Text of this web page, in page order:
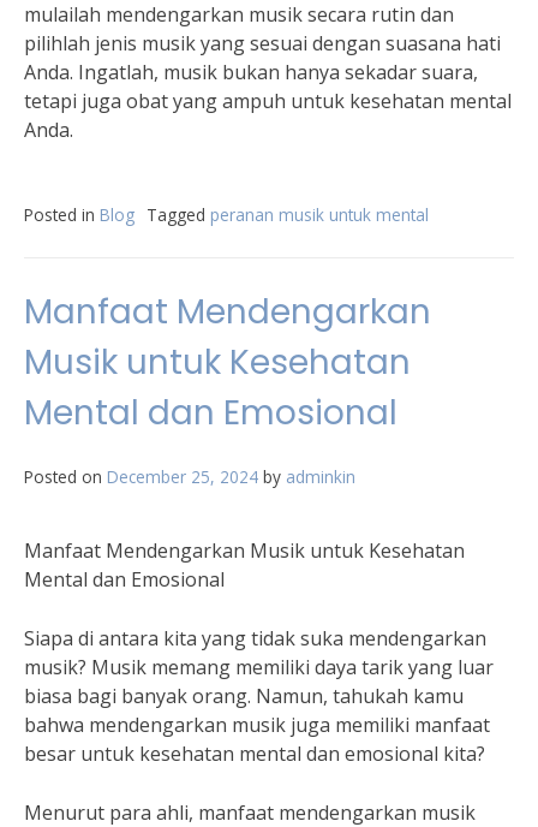
mulailah mendengarkan musik secara rutin dan
pilihlah jenis musik yang sesuai dengan suasana hati
Anda. Ingatlah, musik bukan hanya sekadar suara,
tetapi juga obat yang ampuh untuk kesehatan mental
Anda.
Posted in Blog Tagged peranan musik untuk mental
Manfaat Mendengarkan
Musik untuk Kesehatan
Mental dan Emosional
Posted on December 25, 2024 by adminkin
Manfaat Mendengarkan Musik untuk Kesehatan
Mental dan Emosional
Siapa di antara kita yang tidak suka mendengarkan
musik? Musik memang memiliki daya tarik yang luar
biasa bagi banyak orang. Namun, tahukah kamu
bahwa mendengarkan musik juga memiliki manfaat
besar untuk kesehatan mental dan emosional kita?
Menurut para ahli, manfaat mendengarkan musik